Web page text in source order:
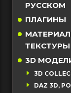
РУССКОМ
ПЛАГИНЫ
ТЕКСТУРЫ
3D
3D
DAZ 3D,